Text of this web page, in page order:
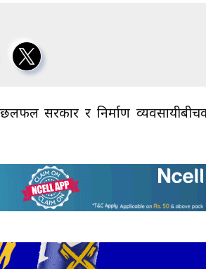
छलफल सरकार र निर्माण